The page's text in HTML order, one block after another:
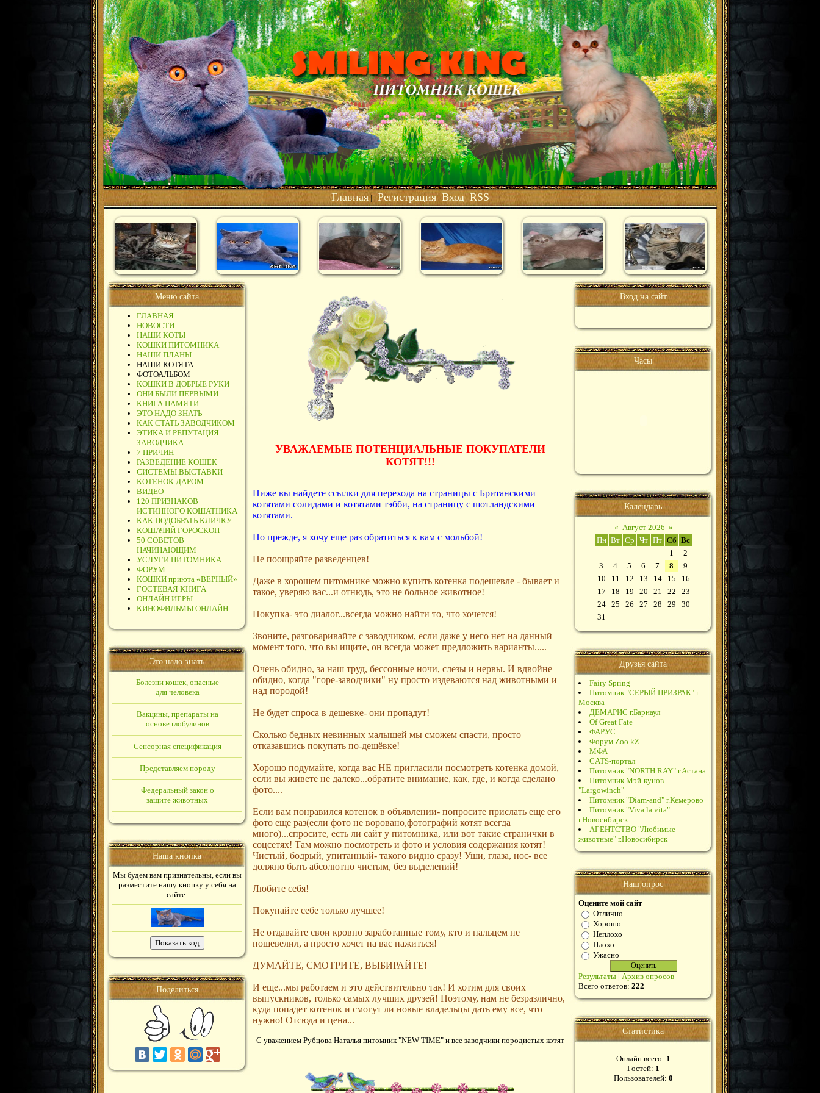
Главная| |Регистрация| Вход| RSS
Меню сайта
ГЛАВНАЯ
НОВОСТИ
НАШИ КОТЫ
КОШКИ ПИТОМНИКА
НАШИ ПЛАНЫ
НАШИ КОТЯТА
ФОТОАЛЬБОМ
КОШКИ В ДОБРЫЕ РУКИ
ОНИ БЫЛИ ПЕРВЫМИ
КНИГА ПАМЯТИ
ЭТО НАДО ЗНАТЬ
КАК СТАТЬ ЗАВОДЧИКОМ
ЭТИКА И РЕПУТАЦИЯ
ЗАВОДЧИКА
7 ПРИЧИН
РАЗВЕДЕНИЕ КОШЕК
СИСТЕМЫ.ВЫСТАВКИ
КОТЕНОК ДАРОМ
ВИДЕО
120 ПРИЗНАКОВ
ИСТИННОГО КОШАТНИКА
КАК ПОДОБРАТЬ КЛИЧКУ
КОШАЧИЙ ГОРОСКОП
50 СОВЕТОВ
НАЧИНАЮЩИМ
УСЛУГИ ПИТОМНИКА
ФОРУМ
КОШКИ приюта «ВЕРНЫЙ»
ГОСТЕВАЯ КНИГА
ОНЛАЙН ИГРЫ
КИНОФИЛЬМЫ ОНЛАЙН
Это надо знать
Болезни кошек, опасные
для человека
Вакцины, препараты на
основе глобулинов
Сенсорная спецификация
Представляем породу
Федеральный закон о
защите животных
Наша кнопка
Мы будем вам признательны, если вы
разместите нашу кнопку у себя на
сайте:
Поделиться
УВАЖАЕМЫЕ ПОТЕНЦИАЛЬНЫЕ ПОКУПАТЕЛИ
КОТЯТ!!!
Ниже вы найдете ссылки для перехода на страницы с Британскими
котятами солидами и котятами тэбби, на страницу с шотландскими
котятами.
Но прежде, я хочу еще раз обратиться к вам с мольбой!
Не поощряйте разведенцев!
Даже в хорошем питомнике можно купить котенка подешевле - бывает и
такое, уверяю вас...и отнюдь, это не больное животное!
Покупка- это диалог...всегда можно найти то, что хочется!
Звоните, разговаривайте с заводчиком, если даже у него нет на данный
момент того, что вы ищите, он всегда может предложить варианты.....
Очень обидно, за наш труд, бессонные ночи, слезы и нервы. И вдвойне
обидно, когда "горе-заводчики" ну просто издеваются над животными и
над породой!
Не будет спроса в дешевке- они пропадут!
Сколько бедных невинных малышей мы сможем спасти, просто
отказавшись покупать по-дешёвке!
Хорошо подумайте, когда вас НЕ пригласили посмотреть котенка домой,
если вы живете не далеко...обратите внимание, как, где, и когда сделано
фото....
Если вам понравился котенок в объявлении- попросите прислать еще его
фото еще раз(если фото не воровано,фотографий котят всегда
много)...спросите, есть ли сайт у питомника, или вот такие странички в
соцсетях! Там можно посмотреть и фото и условия содержания котят!
Чистый, бодрый, упитанный- такого видно сразу! Уши, глаза, нос- все
должно быть абсолютно чистым, без выделений!
Любите себя!
Покупайте себе только лучшее!
Не отдавайте свои кровно заработанные тому, кто и пальцем не
пошевелил, а просто хочет на вас нажиться!
ДУМАЙТЕ, СМОТРИТЕ, ВЫБИРАЙТЕ!
И еще...мы работаем и это действительно так! И хотим для своих
выпускников, только самых лучших друзей! Поэтому, нам не безразлично,
куда попадет котенок и смогут ли новые владельцы дать ему все, что
нужно! Отсюда и цена...
С уважением Рубцова Наталья питомник "NEW TIME" и все заводчики породистых котят
Вход на сайт
Часы
Календарь
« Август 2026 »
Пн Вт Ср Чт Пт Сб Вс
1
2
3
4 5 6 7 8
9
10
11 12 13 14 15
16
17
18 19 20 21 22
23
24
25 26 27 28 29
30
31
Друзья сайта
Fairy Spring
Питомник "СЕРЫЙ ПРИЗРАК" г.
Москва
ДЕМАРИС г.Барнаул
Of Great Fate
ФАРУС
Форум Zoo.kZ
МФА
CATS-портал
Питомник "NORTH RAY" г.Астана
Питомник Мэй-кунов
"Largowinch"
Питомник "Diam-and" г.Кемерово
Питомник "Viva la vita"
г.Новосибирск
АГЕНТСТВО "Любимые
животные" г.Новосибирск
Наш опрос
Оцените мой сайт
Отлично
Хорошо
Неплохо
Плохо
Ужасно
Результаты | Архив опросов
Всего ответов: 222
Статистика
Онлайн всего: 1
Гостей: 1
Пользователей: 0